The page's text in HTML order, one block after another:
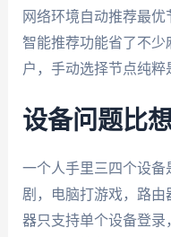
网络环境自动推荐最
智能推荐功能省了不少
户，手动选择节点纯粹
设备问题比
一个人手里三四个设备
剧，电脑打游戏，路
器只支持单个设备登